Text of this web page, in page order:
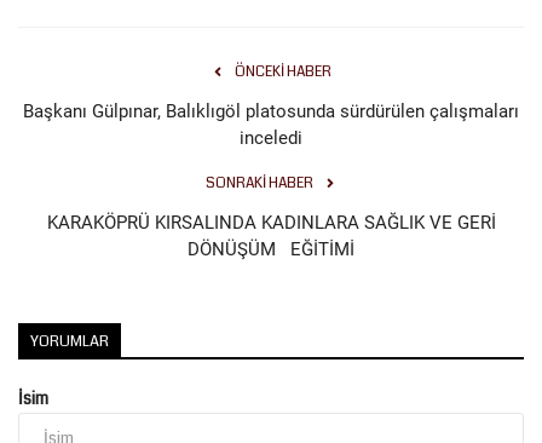
ÖNCEKI HABER
Başkanı Gülpınar, Balıklıgöl platosunda sürdürülen çalışmaları
inceledi
SONRAKI HABER
KARAKÖPRÜ KIRSALINDA KADINLARA SAĞLIK VE GERİ
DÖNÜŞÜM EĞİTİMİ
YORUMLAR
İsim